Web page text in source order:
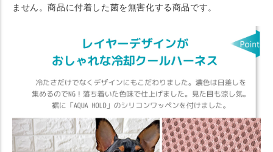
ません。商品に付着した菌を無害化する商品です。